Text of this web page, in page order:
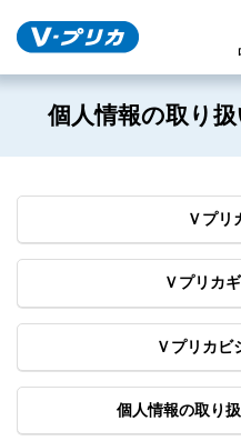
個人情報の取り
Ｖプリ
Ｖプリカ
Ｖプリカビ
個人情報の取り